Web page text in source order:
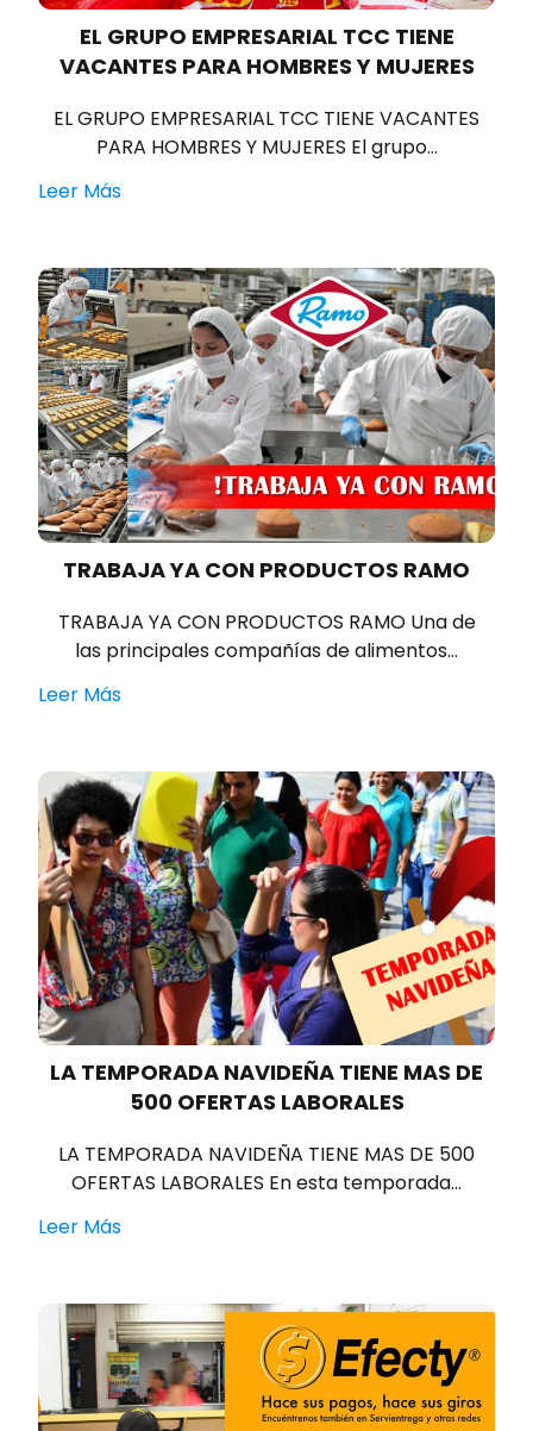
EL GRUPO EMPRESARIAL TCC TIENE
VACANTES PARA HOMBRES Y MUJERES
EL GRUPO EMPRESARIAL TCC TIENE VACANTES
PARA HOMBRES Y MUJERES El grupo…
Leer Más
TRABAJA YA CON PRODUCTOS RAMO
TRABAJA YA CON PRODUCTOS RAMO Una de
las principales compañías de alimentos…
Leer Más
LA TEMPORADA NAVIDEÑA TIENE MAS DE
500 OFERTAS LABORALES
LA TEMPORADA NAVIDEÑA TIENE MAS DE 500
OFERTAS LABORALES En esta temporada…
Leer Más